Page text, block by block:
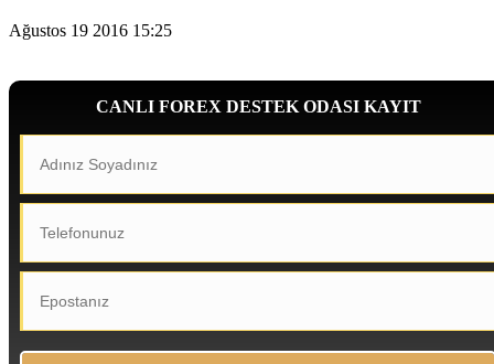
Ağustos 19 2016 15:25
CANLI FOREX DESTEK ODASI KAYIT